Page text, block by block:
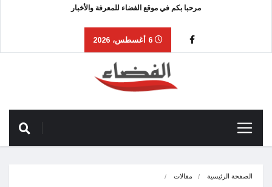
مرحبا بكم في موقع الفضاء للمعرفة والأخبار
الصفحة الرئيسية مقالات